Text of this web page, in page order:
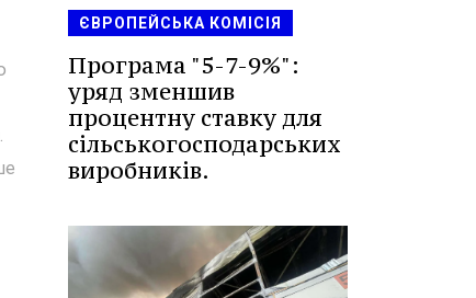
ЄВРОПЕЙСЬКА КОМІСІЯ
Програма "5-7-9%":
уряд зменшив
процентну ставку для
сільськогосподарських
виробників.